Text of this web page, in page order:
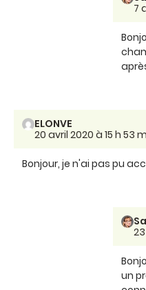
7
ELONVE
20 avril 2020 à 15 h 53
Bonjour, je n'ai pas pu
un